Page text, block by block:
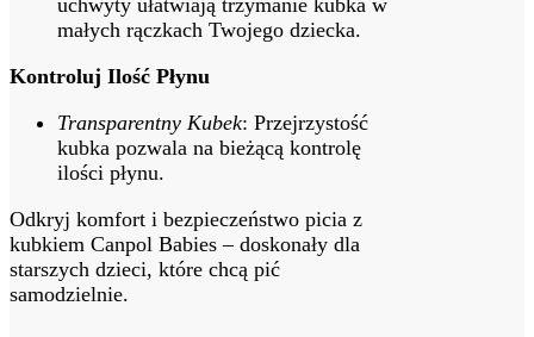
małych rączkach Twojego dziecka.
Kontroluj Ilość Płynu
Transparentny Kubek: Przejrzystość
kubka pozwala na bieżącą kontrolę
ilości płynu.
Odkryj komfort i bezpieczeństwo picia z
kubkiem Canpol Babies – doskonały dla
starszych dzieci, które chcą pić
samodzielnie.